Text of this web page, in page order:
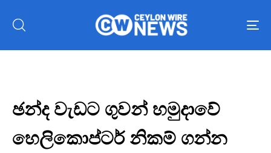
ඡන්ද වැඩට ගුවන් හමුදාවේ
හෙලිකොප්ටර් නිකම් ගන්න